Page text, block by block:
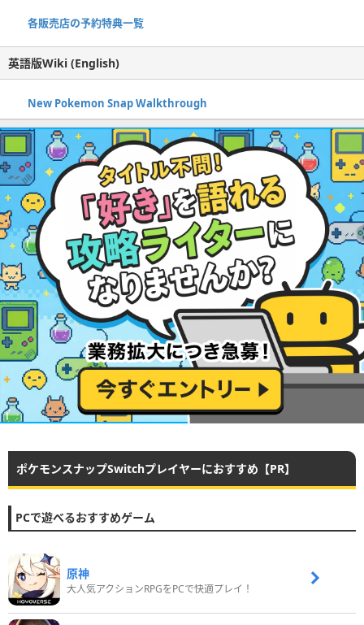
各販売店の予約特典一覧
英語版Wiki (English)
New Pokemon Snap Walkthrough
ポケモンスナップSwitchプレイヤーにおすすめ【PR】
PCで遊べるおすすめゲーム
原神
大人気アクションRPGをPCで快適プレイ！